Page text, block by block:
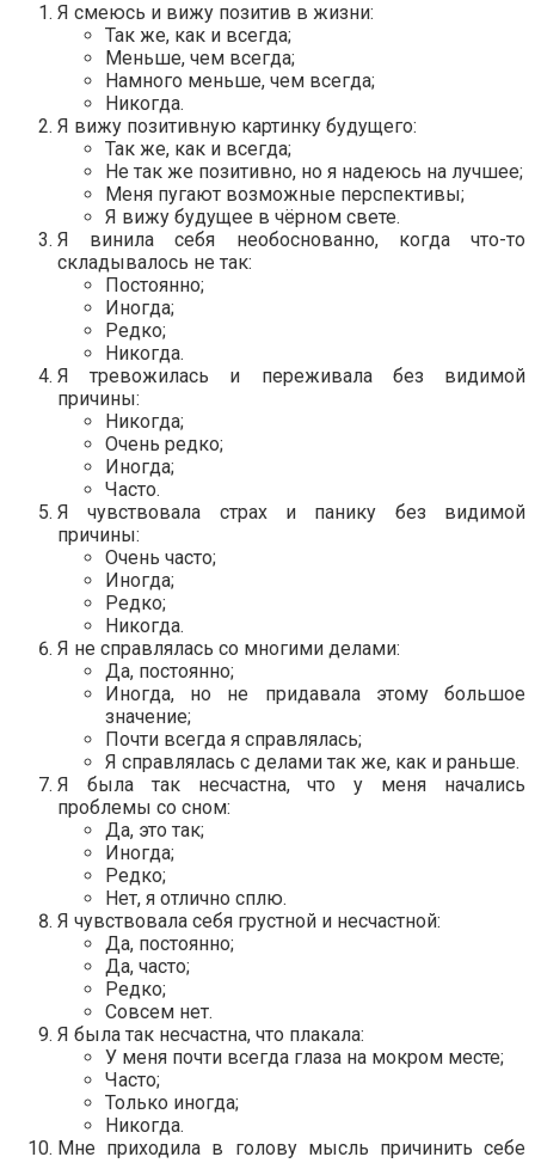
Я смеюсь и вижу позитив в жизни:
Так же, как и всегда;
Меньше, чем всегда;
Намного меньше, чем всегда;
Никогда.
Я вижу позитивную картинку будущего:
Так же, как и всегда;
Не так же позитивно, но я надеюсь на лучшее;
Меня пугают возможные перспективы;
Я вижу будущее в чёрном свете.
Я винила себя необоснованно, когда что-то
складывалось не так:
Постоянно;
Иногда;
Редко;
Никогда.
Я тревожилась и переживала без видимой
причины:
Никогда;
Очень редко;
Иногда;
Часто.
Я чувствовала страх и панику без видимой
причины:
Очень часто;
Иногда;
Редко;
Никогда.
Я не справлялась со многими делами:
Да, постоянно;
Иногда, но не придавала этому большое
значение;
Почти всегда я справлялась;
Я справлялась с делами так же, как и раньше.
Я была так несчастна, что у меня начались
проблемы со сном:
Да, это так;
Иногда;
Редко;
Нет, я отлично сплю.
Я чувствовала себя грустной и несчастной:
Да, постоянно;
Да, часто;
Редко;
Совсем нет.
Я была так несчастна, что плакала:
У меня почти всегда глаза на мокром месте;
Часто;
Только иногда;
Никогда.
Мне приходила в голову мысль причинить себе